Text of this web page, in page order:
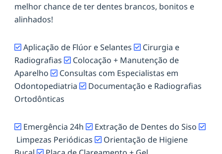
melhor chance de ter dentes brancos, bonitos e
alinhados!
Aplicação de Flúor e Selantes
Cirurgia e
Radiografias
Colocação + Manutenção de
Aparelho
Consultas com Especialistas em
Odontopediatria
Documentação e Radiografias
Ortodônticas
Emergência 24h
Extração de Dentes do Siso
Limpezas Periódicas
Orientação de Higiene